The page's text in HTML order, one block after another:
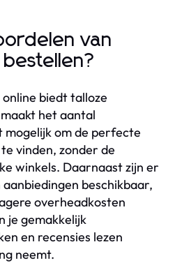
van
biedt talloze
het aantal
mogelijk om de perfecte
vinden, zonder de
winkels. Daarnaast zijn er
beschikbaar,
overheadkosten
je gemakkelijk
en recensies lezen
neemt.